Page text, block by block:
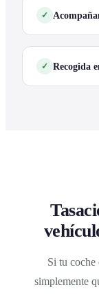
Recogida
Si tu
simplemente